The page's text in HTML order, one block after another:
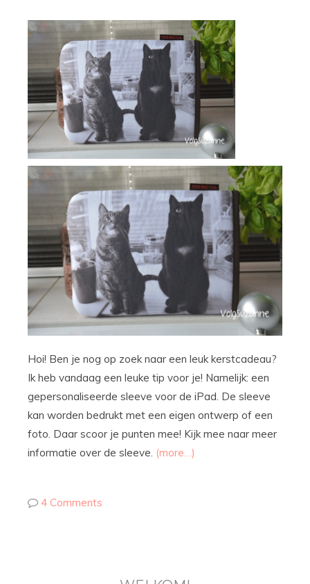
Hoi! Ben je nog op zoek naar een leuk kerstcadeau?
Ik heb vandaag een leuke tip voor je! Namelijk: een
gepersonaliseerde sleeve voor de iPad. De sleeve
kan worden bedrukt met een eigen ontwerp of een
foto. Daar scoor je punten mee! Kijk mee naar meer
informatie over de sleeve. (more…)
4 Comments